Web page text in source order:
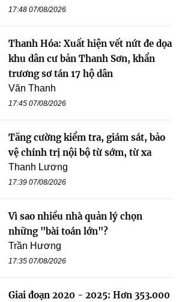
17:48 07/08/2026
Thanh Hóa: Xuất hiện vết nứt đe dọa
khu dân cư bản Thanh Sơn, khẩn
trương sơ tán 17 hộ dân
Văn Thanh
17:45 07/08/2026
Tăng cường kiểm tra, giám sát, bảo
vệ chính trị nội bộ từ sớm, từ xa
Thanh Lương
17:39 07/08/2026
Vì sao nhiều nhà quản lý chọn
những "bài toán lớn"?
Trần Hương
17:35 07/08/2026
Giai đoạn 2020 - 2025: Hơn 353.000